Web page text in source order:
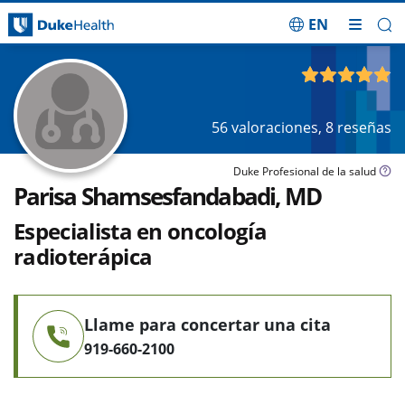
EN
56valoraciones, 8 reseñas
Duke Profesional de la salud
Parisa Shamsesfandabadi, MD
Especialista en oncología
radioterápica
Llame para concertar una cita
919-660-2100